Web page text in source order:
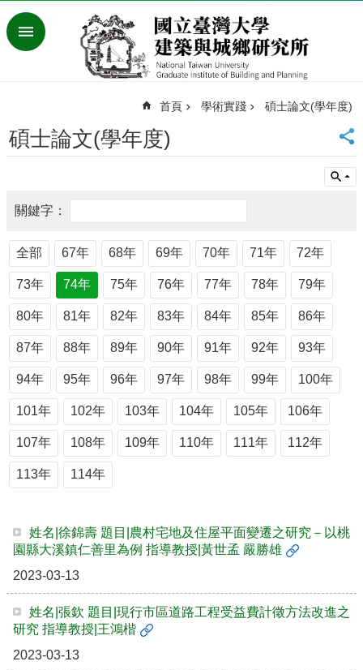
跳到主要內容區塊
進
灣
大
English
最
新
消
息
系
所
簡
介
系
所
成
員
資
訊
課
程
資
訊
成
首頁 學術實踐 碩士論文(學年度)
碩士論文(學年度)
全部 67年 68年 69年 70年 71年 72年
73年 74年 75年 76年 77年 78年 79年
80年 81年 82年 83年 84年 85年 86年
87年 88年 89年 90年 91年 92年 93年
94年 95年 96年 97年 98年 99年 100年
101年 102年 103年 104年 105年 106年
107年 108年 109年 110年 111年 112年
113年 114年
姓名|徐錦壽 題目|農村宅地及住屋平面變遷之研究－以桃
園縣大溪鎮仁善里為例 指導教授|黃世孟 嚴勝雄
2023-03-13
姓名|張欽 題目|現行市區道路工程受益費計徵方法改進之
研究 指導教授|王鴻楷
2023-03-13